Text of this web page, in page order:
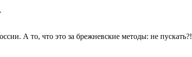
А то, что это за брежневские методы: не пускать?!